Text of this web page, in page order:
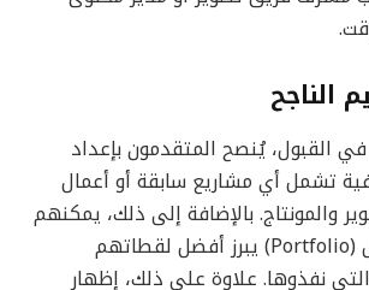
الناجح
القبول، يُنصح المتقدمون بإعداد
تشمل أي مشاريع سابقة أو أعمال
والمونتاج. بالإضافة إلى ذلك، يمكنهم
تجهيز ملف أعمال (Portfolio) يبرز أفضل لقطاتهم
نفذوها. علاوة على ذلك، إظهار